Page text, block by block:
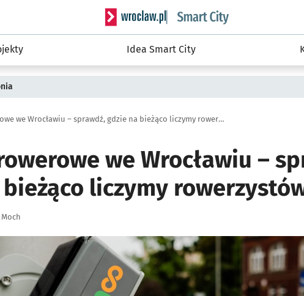
Serwis informacyjny wroclaw.pl podserwis:
Idea Smart City
Liczniki rowerowe we Wrocławiu – sprawdź, gdzie na bieżąco liczymy rowerzystów
we Wrocławiu –
liczymy